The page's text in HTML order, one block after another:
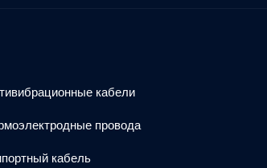
кабели
провода
кабель